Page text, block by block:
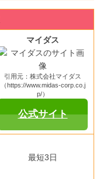
マイダス
引用元：株式会社マイダス
（https://www.midas-corp.co.j
p/）
公式サイト
最短3日